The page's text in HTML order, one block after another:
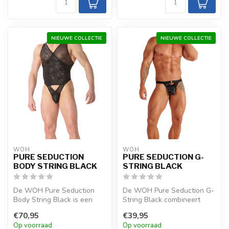
NIEUWE COLLECTIE
WOH
PURE SEDUCTION
BODY STRING BLACK
De WOH Pure Seduction
Body String Black is een
met met...
€70,95
Op voorraad
NIEUWE COLLECTIE
WOH
PURE SEDUCTION G-
STRING BLACK
De WOH Pure Seduction G-
String Black combineert
transparantie ...
€39,95
Op voorraad